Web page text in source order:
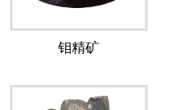
钼精矿